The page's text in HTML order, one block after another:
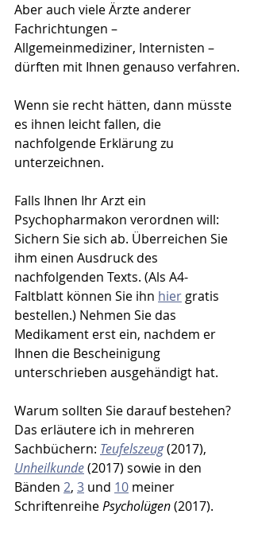
Aber auch viele Ärzte anderer
Fachrichtungen –
Allgemeinmediziner, Internisten –
dürften mit Ihnen genauso verfahren.
Wenn sie recht hätten, dann müsste
es ihnen leicht fallen, die
nachfolgende Erklärung zu
unterzeichnen.
Falls Ihnen Ihr Arzt ein
Psychopharmakon verordnen will:
Sichern Sie sich ab. Überreichen Sie
ihm einen Ausdruck des
nachfolgenden Texts. (Als A4-
Faltblatt können Sie ihn hier gratis
bestellen.) Nehmen Sie das
Medikament erst ein, nachdem er
Ihnen die Bescheinigung
unterschrieben ausgehändigt hat.
Warum sollten Sie darauf bestehen?
Das erläutere ich in mehreren
Sachbüchern: Teufelszeug (2017),
Unheilkunde (2017) sowie in den
Bänden 2, 3 und 10 meiner
Schriftenreihe Psycholügen (2017).